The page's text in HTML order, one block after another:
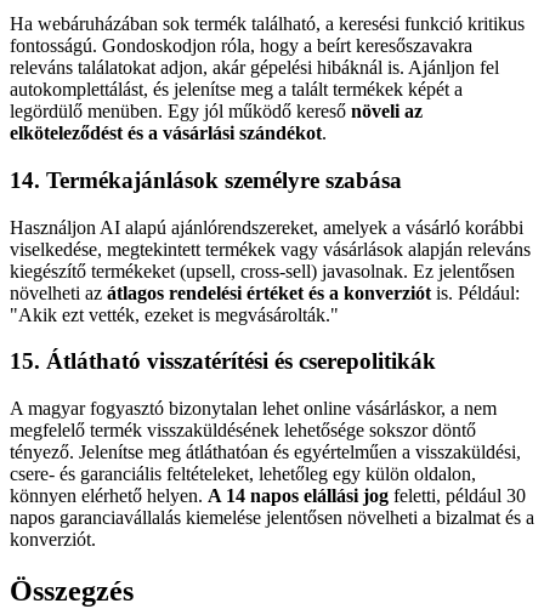
Ha webáruházában sok termék található, a keresési funkció kritikus
fontosságú. Gondoskodjon róla, hogy a beírt keresőszavakra
releváns találatokat adjon, akár gépelési hibáknál is. Ajánljon fel
autokomplettálást, és jelenítse meg a talált termékek képét a
legördülő menüben. Egy jól működő kereső növeli az
elköteleződést és a vásárlási szándékot.
14. Termékajánlások személyre szabása
Használjon AI alapú ajánlórendszereket, amelyek a vásárló korábbi
viselkedése, megtekintett termékek vagy vásárlások alapján releváns
kiegészítő termékeket (upsell, cross-sell) javasolnak. Ez jelentősen
növelheti az átlagos rendelési értéket és a konverziót is. Például:
"Akik ezt vették, ezeket is megvásárolták."
15. Átlátható visszatérítési és cserepolitikák
A magyar fogyasztó bizonytalan lehet online vásárláskor, a nem
megfelelő termék visszaküldésének lehetősége sokszor döntő
tényező. Jelenítse meg átláthatóan és egyértelműen a visszaküldési,
csere- és garanciális feltételeket, lehetőleg egy külön oldalon,
könnyen elérhető helyen. A 14 napos elállási jog feletti, például 30
napos garanciavállalás kiemelése jelentősen növelheti a bizalmat és a
konverziót.
Összegzés